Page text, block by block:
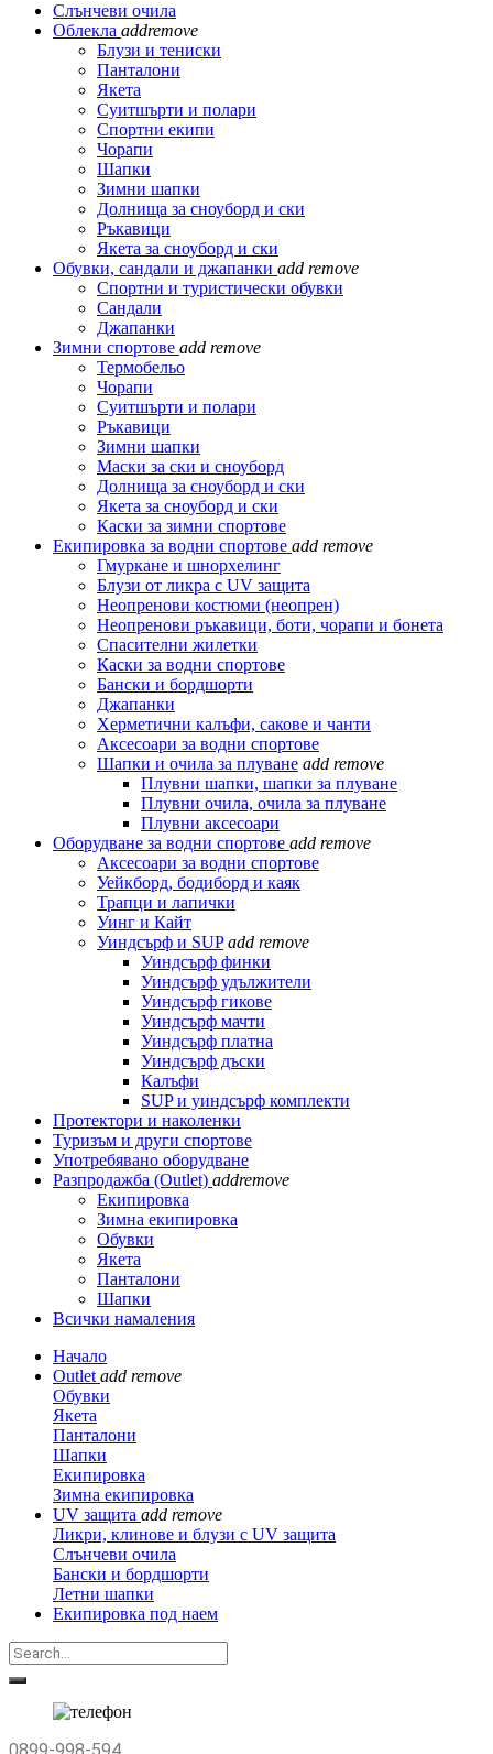
Слънчеви очила
Облекла addremove
Блузи и тениски
Панталони
Якета
Суитшърти и полари
Спортни екипи
Чорапи
Шапки
Зимни шапки
Долнища за сноуборд и ски
Ръкавици
Якета за сноуборд и ски
Обувки, сандали и джапанки add remove
Спортни и туристически обувки
Сандали
Джапанки
Зимни спортове add remove
Термобельо
Чорапи
Суитшърти и полари
Ръкавици
Зимни шапки
Маски за ски и сноуборд
Долнища за сноуборд и ски
Якета за сноуборд и ски
Каски за зимни спортове
Екипировка за водни спортове add remove
Гмуркане и шнорхелинг
Блузи от ликра с UV защита
Неопренови костюми (неопрен)
Неопренови ръкавици, боти, чорапи и бонета
Спасителни жилетки
Каски за водни спортове
Бански и бордшорти
Джапанки
Херметични калъфи, сакове и чанти
Аксесоари за водни спортове
Шапки и очила за плуване add remove
Плувни шапки, шапки за плуване
Плувни очила, очила за плуване
Плувни аксесоари
Оборудване за водни спортове add remove
Аксесоари за водни спортове
Уейкборд, бодиборд и каяк
Трапци и лапички
Уинг и Кайт
Уиндсърф и SUP add remove
Уиндсърф финки
Уиндсърф удължители
Уиндсърф гикове
Уиндсърф мачти
Уиндсърф платна
Уиндсърф дъски
Калъфи
SUP и уиндсърф комплекти
Протектори и наколенки
Туризъм и други спортове
Употребявано оборудване
Разпродажба (Outlet) addremove
Екипировка
Зимна екипировка
Обувки
Якета
Панталони
Шапки
Всички намаления
Начало
Outlet add remove
Обувки
Якета
Панталони
Шапки
Екипировка
Зимна екипировка
UV защита add remove
Ликри, клинове и блузи с UV защита
Слънчеви очила
Бански и бордшорти
Летни шапки
Екипировка под наем